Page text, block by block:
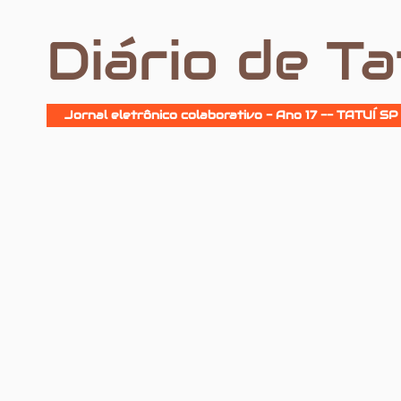
Diário de
Jornal eletrônico colaborativo - Ano 17 -- TATUÍ SP